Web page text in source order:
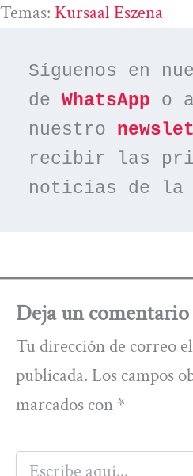
Temas: Kursaal Eszena
Síguenos en
de WhatsApp o
nuestro
recibir las
noticias de la
Deja un comentario
Tu dirección de correo
publicada. Los campos
marcados con *
Escribe